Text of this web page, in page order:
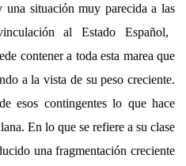
una situación muy parecida a las
al Estado Español,
contener a toda esta marea que
a la vista de su peso creciente.
esos contingentes lo que hace
En lo que se refiere a su clase
una fragmentación creciente